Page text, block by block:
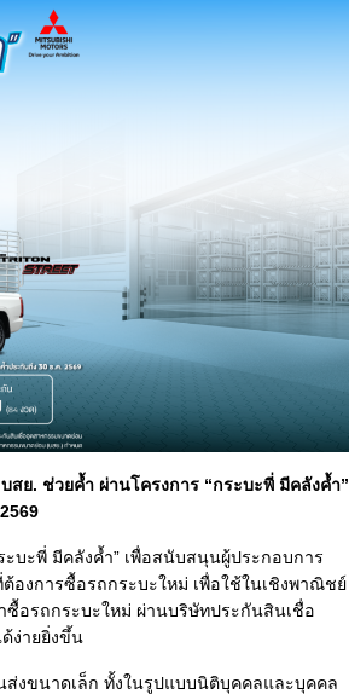
ย. ช่วยค้ำ ผ่านโครงการ “กระบะพี่ มีคลังค้ำ”
บะพี่ มีคลังค้ำ” เพื่อสนับสนุนผู้ประกอบการ
องการซื้อรถกระบะใหม่ เพื่อใช้ในเชิงพาณิชย์
ซื้อรถกระบะใหม่ ผ่านบริษัทประกันสินเชื่อ
ง่ายยิ่งขึ้น
ส่งขนาดเล็ก ทั้งในรูปแบบนิติบุคคลและบุคคล